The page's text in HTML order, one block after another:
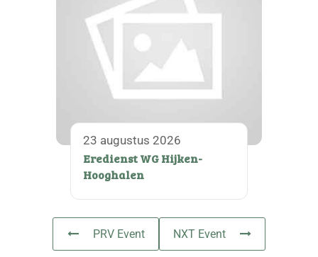
23 augustus 2026
Eredienst WG Hijken-
Hooghalen
PRV Event NXT Event